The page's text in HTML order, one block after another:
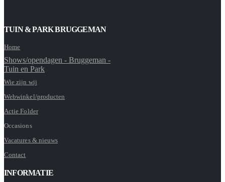
TUIN & PARK BRUGGEMAN
Home
Shows/opendagen - Bruggeman -
Tuin en Park
Wie zijn wij
Webwinkel/producten
Actie Folder
Occasions
Vacatures & nieuws
Contact
INFORMATIE